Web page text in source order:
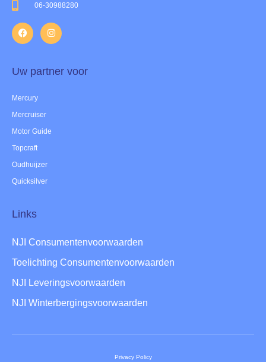
06-30988280
Uw partner voor
Mercury
Mercruiser
Motor Guide
Topcraft
Oudhuijzer
Quicksilver
Links
NJI Consumentenvoorwaarden
Toelichting Consumentenvoorwaarden
NJI Leveringsvoorwaarden
NJI Winterbergingsvoorwaarden
Privacy Policy